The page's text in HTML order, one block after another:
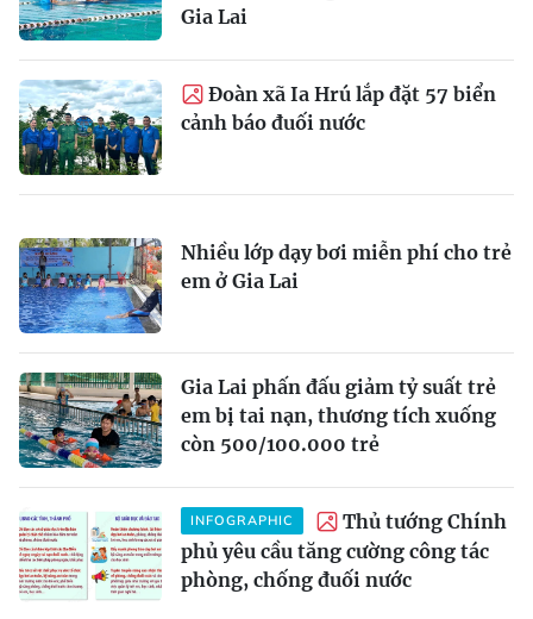
Gia Lai
Đoàn xã Ia Hrú lắp đặt 57 biển
cảnh báo đuối nước
Nhiều lớp dạy bơi miễn phí cho trẻ
em ở Gia Lai
Gia Lai phấn đấu giảm tỷ suất trẻ
em bị tai nạn, thương tích xuống
còn 500/100.000 trẻ
INFOGRAPHIC
Thủ tướng Chính
phủ yêu cầu tăng cường công tác
phòng, chống đuối nước